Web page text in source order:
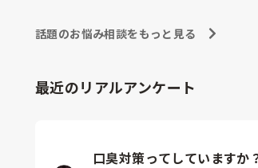
話題のお悩み相談をもっと見る
最近のリアルアンケート
口臭対策ってしていますか